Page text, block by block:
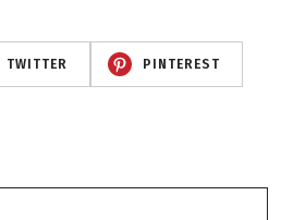
TWITTER PINTEREST